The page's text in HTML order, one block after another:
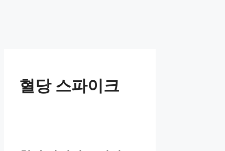
혈당 스파이크